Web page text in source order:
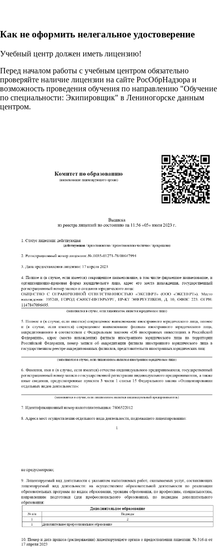
Как не оформить нелегальное удостоверение
Учебный центр должен иметь лицензию!
Перед началом работы с учебным центром обязательно
проверяйте наличие лицензии на сайте РосОбрНадзора и
возможность проведения обучения по направлению "Обучение
по специальности: Экипировщик" в Лениногорске данным
центром.